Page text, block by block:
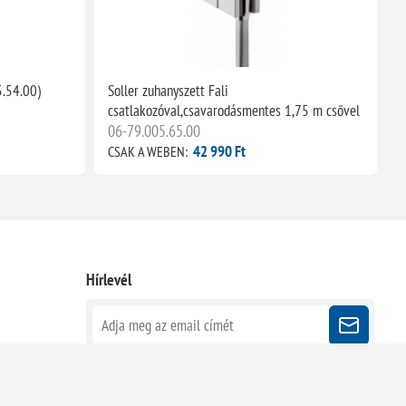
Soller zuhanyszett Fali
csatlakozóval,csavarodásmentes 1,75 m csővel
06-79.005.65.00
CSAK A WEBEN: 42 990 Ft
Hírlevél